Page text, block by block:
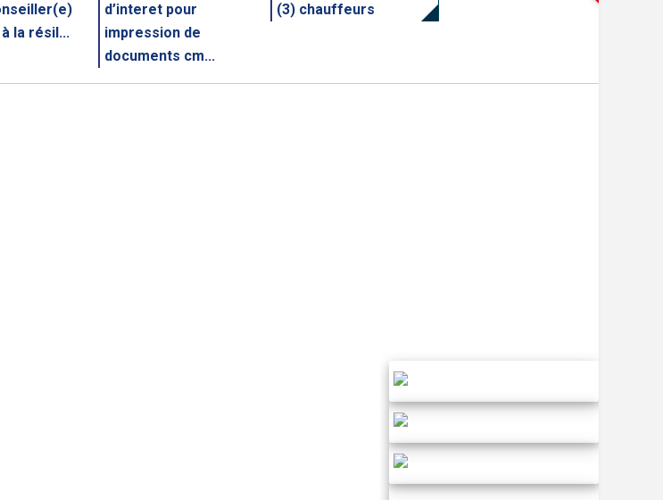
la résil...
d’interet pour
impression de
documents cm...
(3) chauffeurs